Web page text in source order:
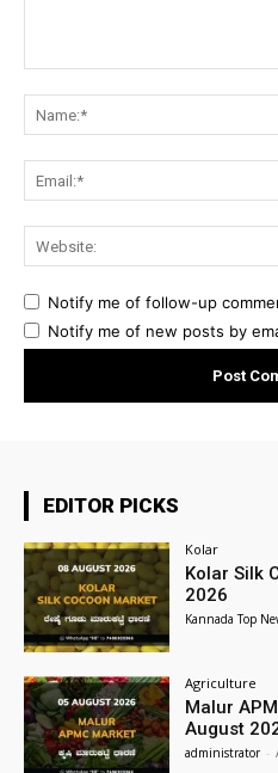
Notify me of follow-up
Notify me of new posts by
EDITOR PICKS
Kolar
Kolar Silk
2026
Kannada Top
Agriculture
Malur
August
administrator -